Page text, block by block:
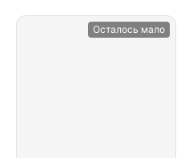
Осталось мало